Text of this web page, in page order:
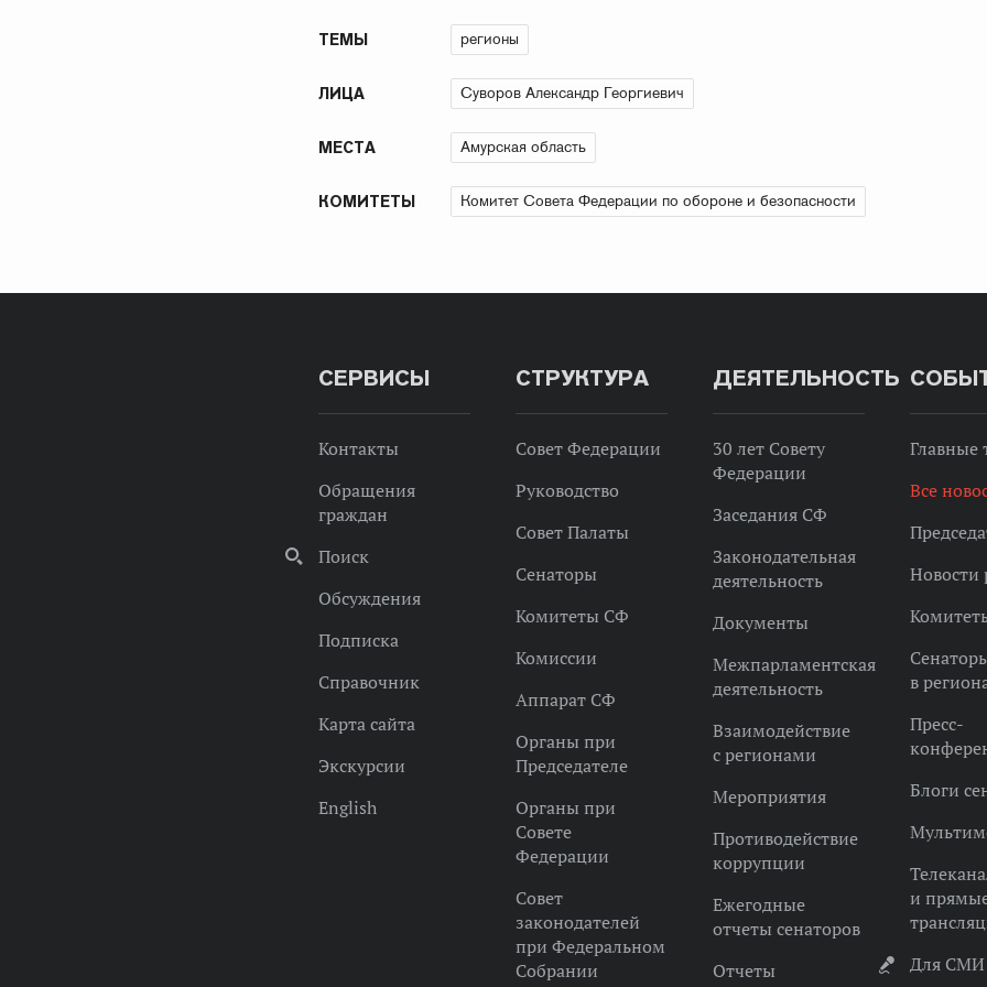
ТЕМЫ регионы
ЛИЦА Суворов Александр Георгиевич
МЕСТА Амурская область
КОМИТЕТЫ Комитет Совета Федерации по обороне и безопасности
СЕРВИСЫ
Контакты
Обращения
граждан
Поиск
Обсуждения
Подписка
Справочник
Карта сайта
Экскурсии
English
СТРУКТУРА
Совет Федерации
Руководство
Совет Палаты
Сенаторы
Комитеты СФ
Комиссии
Аппарат СФ
Органы при
Председателе
Органы при
Совете
Федерации
Совет
законодателей
при Федеральном
Собрании
ДЕЯТЕЛЬНОСТЬ
30 лет Совету
Федерации
Заседания СФ
Законодательная
деятельность
Документы
Межпарламентская
деятельность
Взаимодействие
с регионами
Мероприятия
Противодействие
коррупции
Ежегодные
отчеты сенаторов
Отчеты
Главные
Все
Новости
в
Пресс-
Блоги
и
Для СМИ